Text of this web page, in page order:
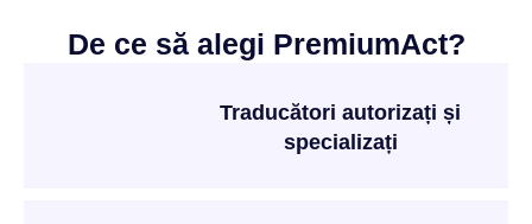
De ce să alegi PremiumAct?
Traducători autorizați și
specializați